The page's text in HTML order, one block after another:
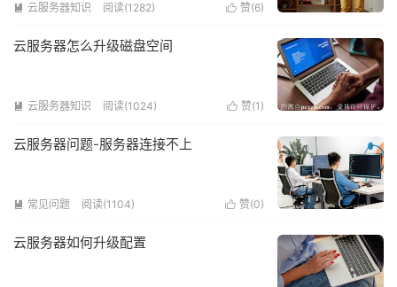
 云服务器知识 阅读(1282)  赞(6)
云服务器怎么升级磁盘空间
 云服务器知识 阅读(1024)  赞(1 )
云服务器问题-服务器连接不上
 常见问题 阅读(1104)  赞(0)
云服务器如何升级配置